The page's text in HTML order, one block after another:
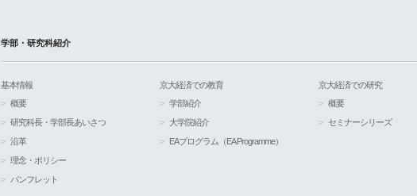
学部・研究科紹介
基本情報
概要
研究科長・学部長あいさつ
沿革
理念・ポリシー
パンフレット
京大経済での教育
学部紹介
大学院紹介
EAプログラム（EA Programme）
京大経済での研究
概要
セミナーシリーズ